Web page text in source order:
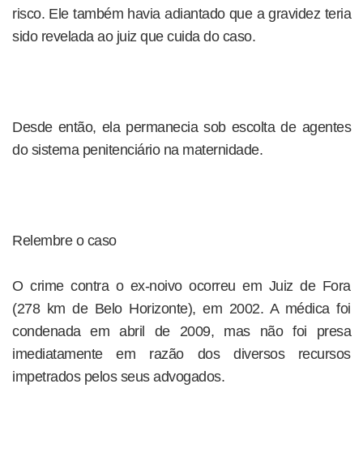
risco. Ele também havia adiantado que a gravidez teria
sido revelada ao juiz que cuida do caso.
Desde então, ela permanecia sob escolta de agentes
do sistema penitenciário na maternidade.
Relembre o caso
O crime contra o ex-noivo ocorreu em Juiz de Fora
(278 km de Belo Horizonte), em 2002. A médica foi
condenada em abril de 2009, mas não foi presa
imediatamente em razão dos diversos recursos
impetrados pelos seus advogados.